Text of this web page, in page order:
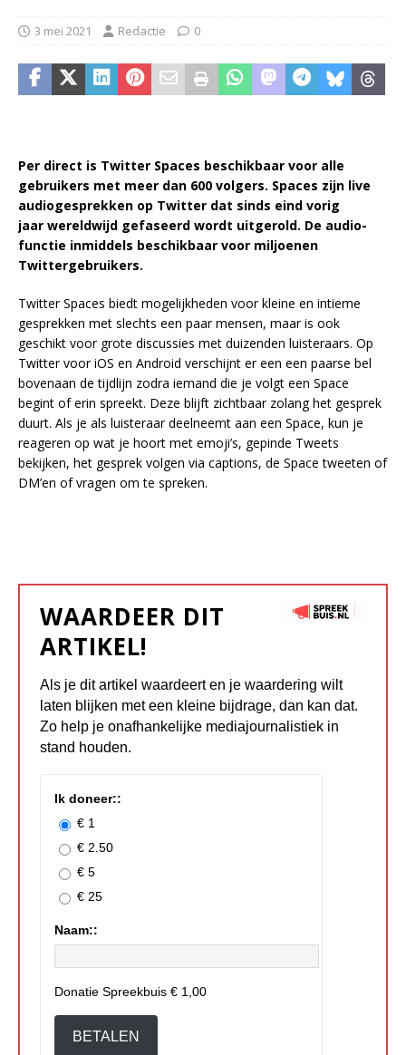
3 mei 2021 Redactie 0
Per direct is Twitter Spaces beschikbaar voor alle
gebruikers met meer dan 600 volgers. Spaces zijn live
audiogesprekken op Twitter dat sinds eind vorig
jaar wereldwijd gefaseerd wordt uitgerold. De audio-
functie inmiddels beschikbaar voor miljoenen
Twittergebruikers.
Twitter Spaces biedt mogelijkheden voor kleine en intieme
gesprekken met slechts een paar mensen, maar is ook
geschikt voor grote discussies met duizenden luisteraars. Op
Twitter voor iOS en Android verschijnt er een een paarse bel
bovenaan de tijdlijn zodra iemand die je volgt een Space
begint of erin spreekt. Deze blijft zichtbaar zolang het gesprek
duurt. Als je als luisteraar deelneemt aan een Space, kun je
reageren op wat je hoort met emoji’s, gepinde Tweets
bekijken, het gesprek volgen via captions, de Space tweeten of
DM’en of vragen om te spreken.
WAARDEER DIT
ARTIKEL!
Als je dit artikel waardeert en je waardering wilt
laten blijken met een kleine bijdrage, dan kan dat.
Zo help je onafhankelijke mediajournalistiek in
stand houden.
Ik doneer::
€ 1
€ 2.50
€ 5
€ 25
Naam::
Donatie Spreekbuis € 1,00
BETALEN